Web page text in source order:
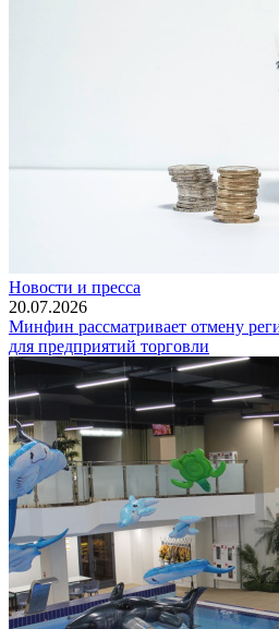
Новости и пресса
20.07.2026
Минфин рассматривает отмену
для предприятий торговли